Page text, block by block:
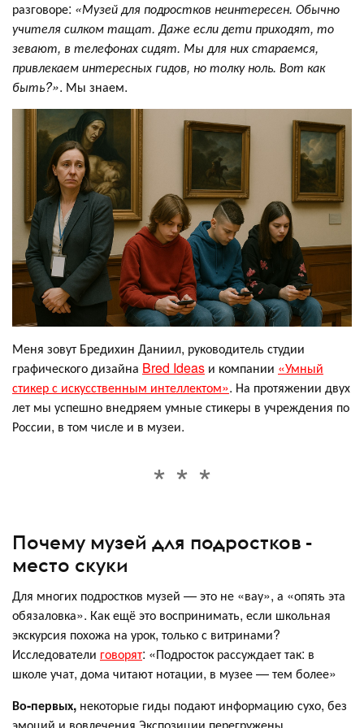
разговоре: «Музей для подростков неинтересен. Обычно
учителя силком тащат. Даже если дети приходят, то
зевают, в телефонах сидят. Мы для них стараемся,
привлекаем интересных гидов, но толку ноль. Вот как
быть?». Мы знаем.
Меня зовут Бредихин Даниил, руководитель студии
графического дизайна Bred Ideas и компании «Умный
стикер с искусственным интеллектом». На протяжении двух
лет мы успешно внедряем умные стикеры в учреждения по
России, в том числе и в музеи.
Почему музей для подростков -
место скуки
Для многих подростков музей — это не «вау», а «опять эта
обязаловка». Как ещё это воспринимать, если школьная
экскурсия похожа на урок, только с витринами?
Исследователи говорят: «Подросток рассуждает так: в
школе учат, дома читают нотации, в музее — тем более»
Во-первых, некоторые гиды подают информацию сухо, без
эмоций и вовлечения.Экспозиции перегружены